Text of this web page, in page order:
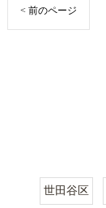
< 前のページ
世田谷区